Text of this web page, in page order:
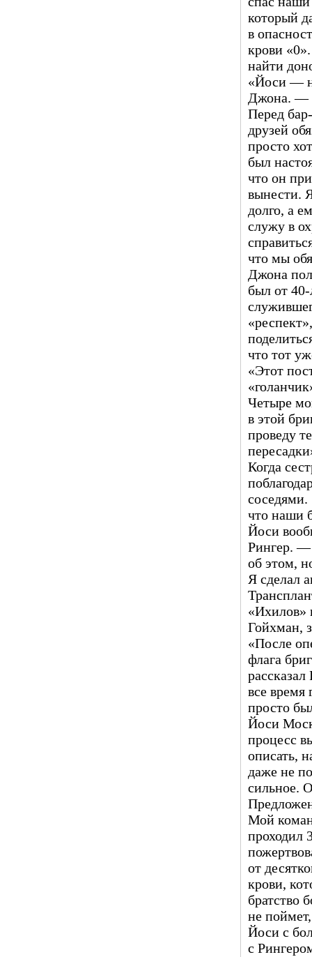
который
в
крови
найти
«Йоси —
Джона. —
Перед
друзей
просто
был
что он
вынести.
долго, а
служу в
что мы
Джона
был от
что тот
«Этот
Четыре
в этой
проведу
Когда
соседями.
что наши
Йоси
Рингер. —
об этом,
Я сделал
«Ихилов»
Гойхман,
«После
флага
все время
просто
Йоси
процесс
описать,
даже не
сильное.
Мой
проходил
от
крови,
братство
не
Йоси с
с